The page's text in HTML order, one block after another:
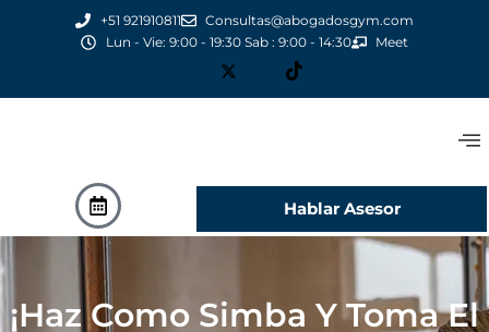
+51 921910811
Consultas@abogadosgym.com
Lun - Vie: 9:00 - 19:30 Sab : 9:00 - 14:30
Meet
Hablar Asesor
¡Haz Como Simba Y Toma El